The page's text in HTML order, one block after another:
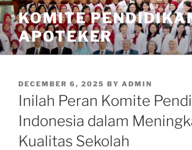
Skip
to
content
KOMITE
APOTEKER
POSTED
ON
DECEMBER 6, 2025 BY ADMIN
Inilah Peran Komite
Indonesia dalam
Kualitas Sekolah